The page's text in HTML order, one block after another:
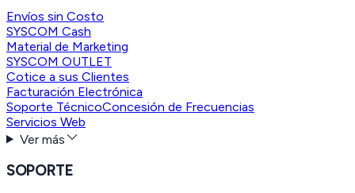
Envíos sin Costo
SYSCOM Cash
Material de Marketing
SYSCOM OUTLET
Cotice a sus Clientes
Facturación Electrónica
Soporte TécnicoConcesión de Frecuencias
Servicios Web
Ver más
SOPORTE